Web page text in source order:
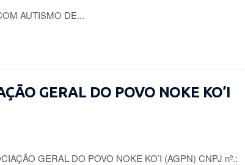
AUTISMO DE...
GERAL DO POVO NOKE KO’I
GERAL DO POVO NOKE KO’I (AGPN) CNPJ nº.: